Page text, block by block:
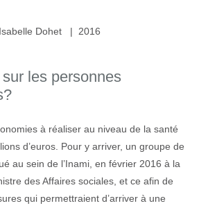
Dohet | 2016
les personnes
à réaliser au niveau de la santé
d’euros. Pour y arriver, un groupe de
au sein de l’Inami, en février 2016 à la
des Affaires sociales, et ce afin de
qui permettraient d’arriver à une